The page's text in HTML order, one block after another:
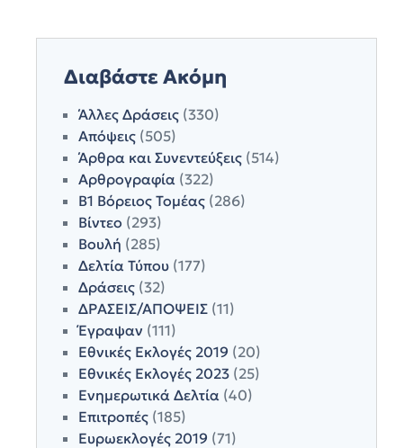
Διαβάστε Ακόμη
Άλλες Δράσεις(330)
Απόψεις(505)
Άρθρα και Συνεντεύξεις(514)
Αρθρογραφία(322)
Β1 Βόρειος Τομέας(286)
Βίντεο (293)
Βουλή (285)
Δελτία Τύπου(177)
Δράσεις(32)
ΔΡΑΣΕΙΣ/ΑΠΟΨΕΙΣ(11)
Έγραψαν (111)
Εθνικές Εκλογές 2019 (20)
Εθνικές Εκλογές 2023(25)
Ενημερωτικά Δελτία(40)
Επιτροπές(185)
Ευρωεκλογές 2019 (71)